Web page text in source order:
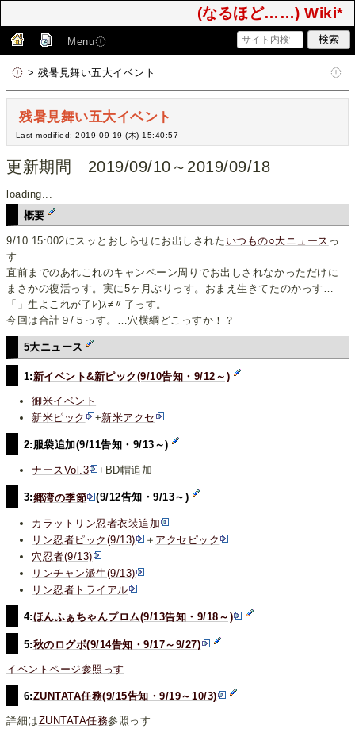
(なるほど……) Wiki*
Menu
> 残暑見舞い五大イベント
残暑見舞い五大イベント
Last-modified: 2019-09-19 (木) 15:40:57
更新期間 2019/09/10～2019/09/18
loading...
概要
9/10 15:002にスッとおしらせにお出しされた いつもの○大ニュース っ
す
直前までのあれこれのキャンペーン周りでお出しされなかっただけに
まさかの復活っす。実に5ヶ月ぶりっす。おまえ生きてたのかっす…
「」生よこれが了ﾚ)ｽ≠〃了っす。
今回は合計９/５っす。…穴横綱どこっすか！？
5大ニュース
1:新イベント&新ピック(9/10告知・9/12～)
御米イベント
新米ピック
+新米アクセ
2:服袋追加(9/11告知・9/13～)
ナースVol.3 +BD帽追加
3:郷湾の季節 (9/12告知・9/13～)
カラットリン忍者衣装追加
リン忍者ピック(9/13)
＋ アクセピック
穴忍者(9/13)
リンチャン派生(9/13)
リン忍者トライアル
4:ほんふぁちゃんプロム(9/13告知・9/18～)
5:秋のログボ(9/14告知・9/17～9/27)
イベントページ参照っす
6:ZUNTATA任務(9/15告知・9/19～10/3)
詳細はZUNTATA任務参照っす